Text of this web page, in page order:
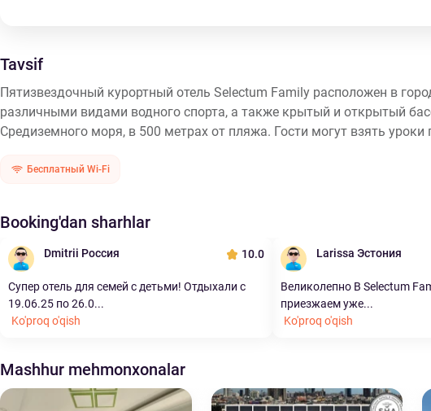
Tavsif
Пятизвездочный курортный отель Selectum Family расположен в
различными видами водного спорта, а также крытый и открытый
Средиземного моря, в 500 метрах от пляжа. Гости могут взять
Бесплатный Wi-Fi
Booking'dan sharhlar
Dmitrii Россия 10.0
Супер отель для семей с детьми! Отдыхали с
19.06.25 по 26.0...
Ko'proq o'qish
Larissa Эстония
Великолепно В Selectum
приезжаем уже...
Ko'proq o'qish
Mashhur mehmonxonalar